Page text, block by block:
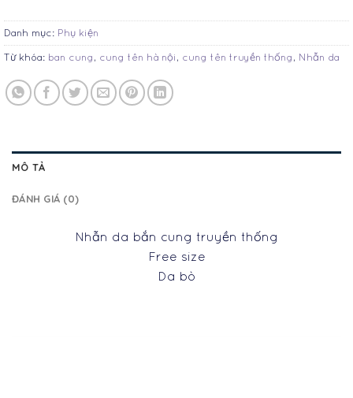
Danh mục: Phụ kiện
Từ khóa: ban cung , cung tên hà nội , cung tên truyền thống , Nhẫn da
MÔ TẢ
ĐÁNH GIÁ (0)
Nhẫn da bắn cung truyền thống
Free size
Da bò